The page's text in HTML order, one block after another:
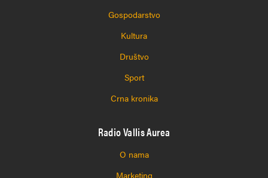
Gospodarstvo
Kultura
Društvo
Sport
Crna kronika
Radio Vallis Aurea
O nama
Marketing